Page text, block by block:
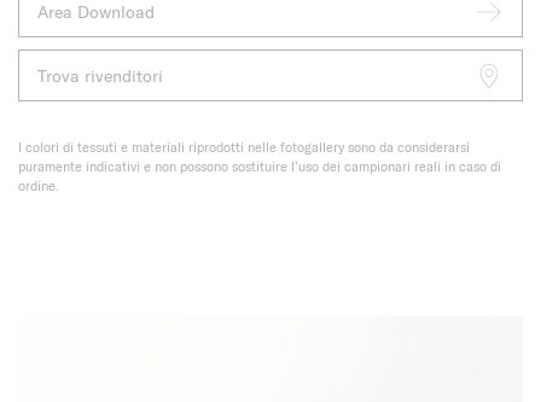
Area Download
Trova rivenditori
I colori di tessuti e materiali riprodotti nelle fotogallery sono da considerarsi
puramente indicativi e non possono sostituire l’uso dei campionari reali in caso di
ordine.